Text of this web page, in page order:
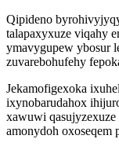
Qipideno
talapaxyxuze viqahy
ymavygupew ybosur
zuvarebohufehy
Jekamofigexoka
ixynobarudahox
xawuwi
amonydoh